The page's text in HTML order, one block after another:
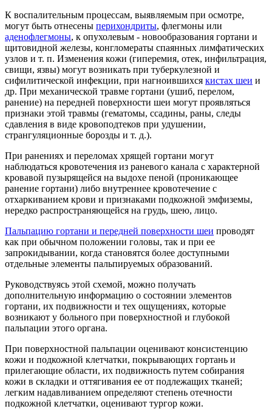
К воспалительным процессам, выявляемым при осмотре,
могут быть отнесены перихондриты, флегмоны или
аденофлегмоны, к опухолевым - новообразования гортани и
щитовидной железы, конгломераты спаянных лимфатических
узлов и т. п. Изменения кожи (гиперемия, отек, инфильтрация,
свищи, язвы) могут возникать при туберкулезной и
сифилитической инфекции, при нагноившихся кистах шеи и
др. При механической травме гортани (ушиб, перелом,
ранение) на передней поверхности шеи могут проявляться
признаки этой травмы (гематомы, ссадины, раны, следы
сдавления в виде кровоподтеков при удушении,
странгуляционные борозды и т. д.).
При ранениях и переломах хрящей гортани могут
наблюдаться кровотечения из раневого канала с характерной
кровавой пузырящейся на выдохе пеной (проникающее
ранение гортани) либо внутреннее кровотечение с
отхаркиванием крови и признаками подкожной эмфиземы,
нередко распространяющейся на грудь, шею, лицо.
Пальпацию гортани и передней поверхности шеи проводят
как при обычном положении головы, так и при ее
запрокидывании, когда становятся более доступными
отдельные элементы пальпируемых образований.
Руководствуясь этой схемой, можно получать
дополнительную информацию о состоянии элементов
гортани, их подвижности и тех ощущениях, которые
возникают у больного при поверхностной и глубокой
пальпации этого органа.
При поверхностной пальпации оценивают консистенцию
кожи и подкожной клетчатки, покрывающих гортань и
прилегающие области, их подвижность путем собирания
кожи в складки и оттягивания ее от подлежащих тканей;
легким надавливанием определяют степень отечности
подкожной клетчатки, оценивают тургор кожи.